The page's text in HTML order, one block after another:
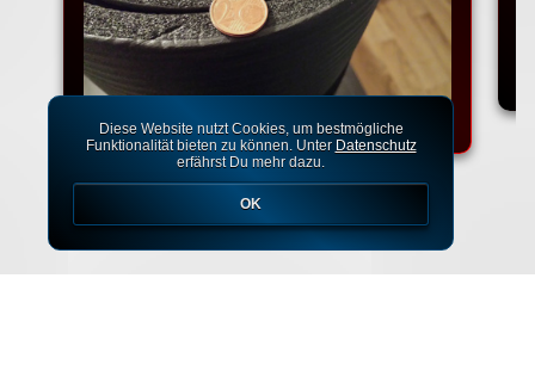
Diese Website nutzt Cookies, um bestmögliche
Funktionalität bieten zu können. Unter Datenschutz
erfährst Du mehr dazu.
OK